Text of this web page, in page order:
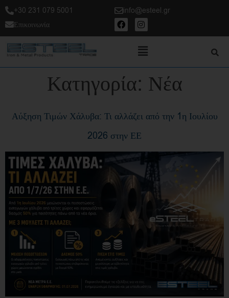
+30 231 079 5001
info@esteel.gr
Επικοινωνία
Κατηγορία: Νέα
Αύξηση Τιμών Χάλυβα: Τι αλλάζει από την 1η Ιουλίου
2026 στην ΕΕ